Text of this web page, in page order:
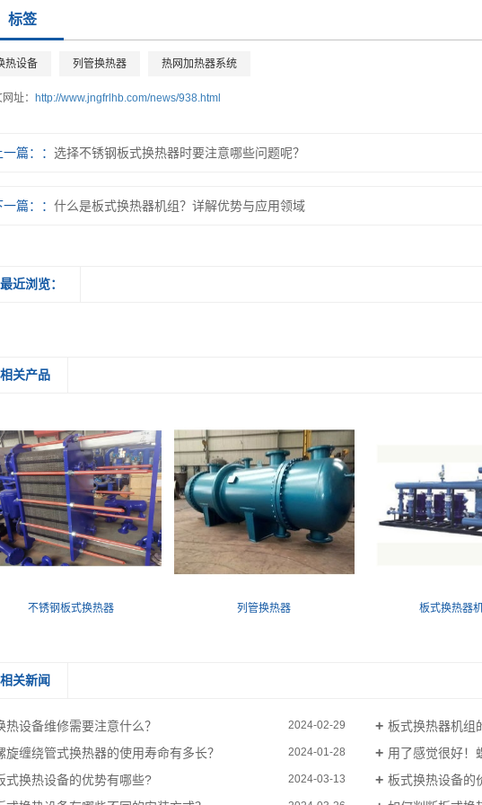
标签
热设备 列管换热器 热网加热器系统
址： http://www.jngfrlhb.com/news/938.html
篇： 选择不锈钢板式换热器时要注意哪些问题呢？
篇： 什么是板式换热器机组？详解优势与应用领域
最近浏览：
相关产品
不锈钢板式换热器 列管换热器 板式换热器
相关新闻
热设备维修需要注意什么？ 2024-02-29 板式换热器机组
旋缠绕管式换热器的使用寿命有多长？ 2024-01-28 用了感觉很好！
式换热设备的优势有哪些? 2024-03-13 板式换热设备的